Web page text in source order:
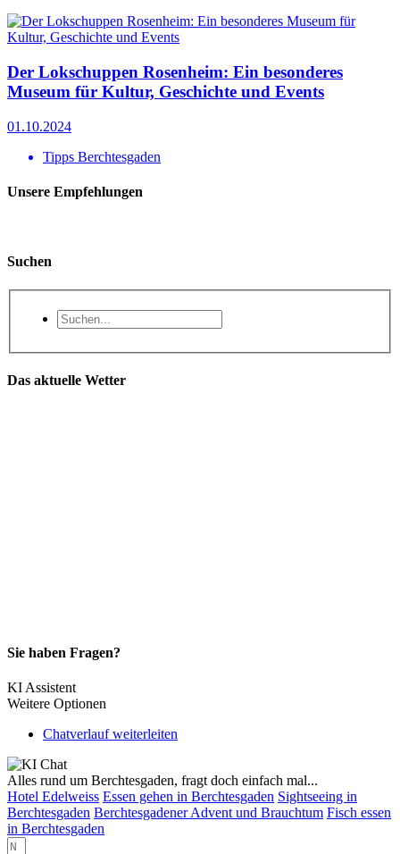
Der Lokschuppen Rosenheim: Ein besonderes
Museum für Kultur, Geschichte und Events
01.10.2024
Tipps Berchtesgaden
Unsere Empfehlungen
Suchen
Das aktuelle Wetter
Sie haben Fragen?
KI Assistent
Weitere Optionen
Chatverlauf weiterleiten
Alles rund um Berchtesgaden, fragt doch einfach mal...
Hotel Edelweiss Essen gehen in Berchtesgaden Sightseeing in
Berchtesgaden Berchtesgadener Advent und Brauchtum Fisch essen
in Berchtesgaden